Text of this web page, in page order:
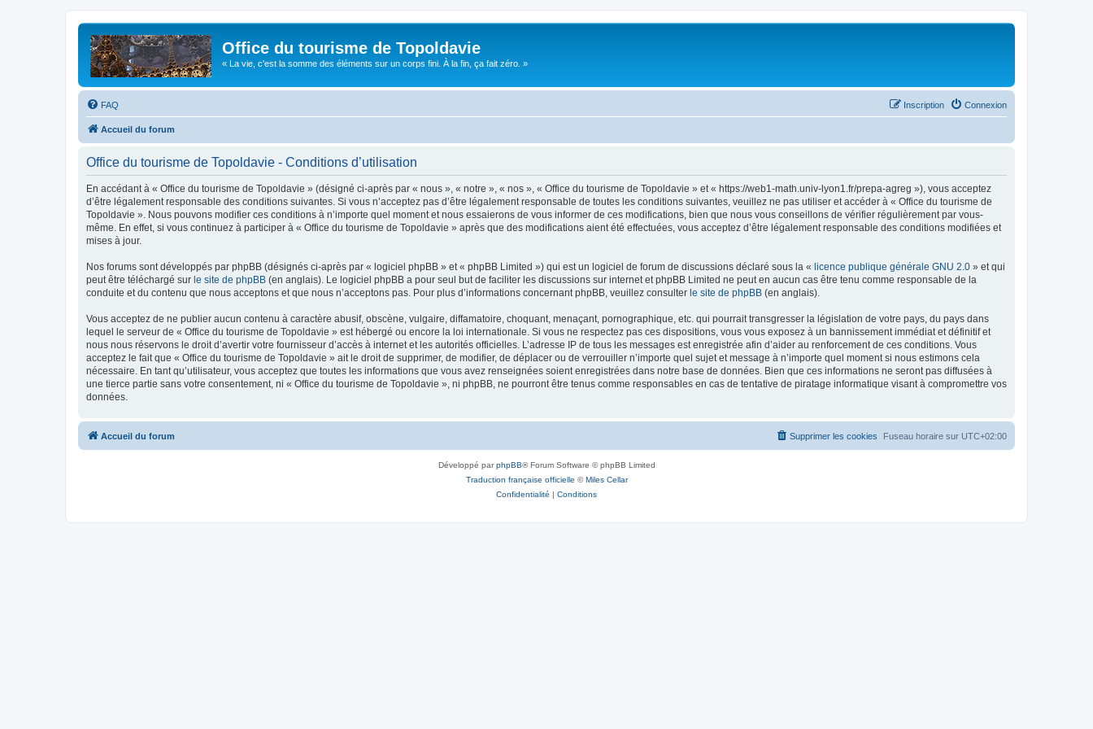
Office du tourisme de Topoldavie
« La vie, c'est la somme des éléments sur un corps fini. À la fin, ça fait zéro. »
FAQ Connexion
Inscription
Accueil du forum
Office du tourisme de Topoldavie - Conditions d’utilisation
En accédant à « Office du tourisme de Topoldavie » (désigné ci-après par « nous », « notre », « nos », « Office du tourisme de Topoldavie » et « https://web1-math.univ-lyon1.fr/prepa-agreg »), vous acceptez
d’être légalement responsable des conditions suivantes. Si vous n’acceptez pas d’être légalement responsable de toutes les conditions suivantes, veuillez ne pas utiliser et accéder à « Office du tourisme de
Topoldavie ». Nous pouvons modifier ces conditions à n’importe quel moment et nous essaierons de vous informer de ces modifications, bien que nous vous conseillons de vérifier régulièrement par vous-
même. En effet, si vous continuez à participer à « Office du tourisme de Topoldavie » après que des modifications aient été effectuées, vous acceptez d’être légalement responsable des conditions modifiées et
mises à jour.
Nos forums sont développés par phpBB (désignés ci-après par « logiciel phpBB » et « phpBB Limited ») qui est un logiciel de forum de discussions déclaré sous la « licence publique générale GNU 2.0 » et qui
peut être téléchargé sur le site de phpBB (en anglais). Le logiciel phpBB a pour seul but de faciliter les discussions sur internet et phpBB Limited ne peut en aucun cas être tenu comme responsable de la
conduite et du contenu que nous acceptons et que nous n’acceptons pas. Pour plus d’informations concernant phpBB, veuillez consulter le site de phpBB (en anglais).
Vous acceptez de ne publier aucun contenu à caractère abusif, obscène, vulgaire, diffamatoire, choquant, menaçant, pornographique, etc. qui pourrait transgresser la législation de votre pays, du pays dans
lequel le serveur de « Office du tourisme de Topoldavie » est hébergé ou encore la loi internationale. Si vous ne respectez pas ces dispositions, vous vous exposez à un bannissement immédiat et définitif et
nous nous réservons le droit d’avertir votre fournisseur d’accès à internet et les autorités officielles. L’adresse IP de tous les messages est enregistrée afin d’aider au renforcement de ces conditions. Vous
acceptez le fait que « Office du tourisme de Topoldavie » ait le droit de supprimer, de modifier, de déplacer ou de verrouiller n’importe quel sujet et message à n’importe quel moment si nous estimons cela
nécessaire. En tant qu’utilisateur, vous acceptez que toutes les informations que vous avez renseignées soient enregistrées dans notre base de données. Bien que ces informations ne seront pas diffusées à
une tierce partie sans votre consentement, ni « Office du tourisme de Topoldavie », ni phpBB, ne pourront être tenus comme responsables en cas de tentative de piratage informatique visant à compromettre vos
données.
Accueil du forum Fuseau horaire sur UTC+02:00
Supprimer les cookies
Développé parphpBB® Forum Software © phpBB Limited
Traduction française officielle ©Miles Cellar
Confidentialité | Conditions